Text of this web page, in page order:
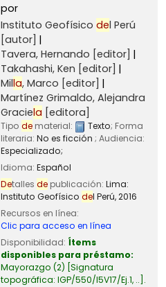
por
Instituto Geofísico del Perú
[autor]
Tavera, Hernando [editor]
Takahashi, Ken [editor]
Milla, Marco [editor]
Martínez Grimaldo, Alejandra
Graciela [editora]
Tipo dematerial: Texto; Forma
literaria: No es ficción ; Audiencia:
Especializado;
Idioma: Español
Detalles depublicación: Lima:
Instituto Geofísico del Perú,2016
Recursos en línea:
Clic para acceso en línea
Disponibilidad: Ítems
disponibles para préstamo:
Mayorazgo (2) Signatura
topográfica: IGP/550/I5V17/Ej.1, .. .